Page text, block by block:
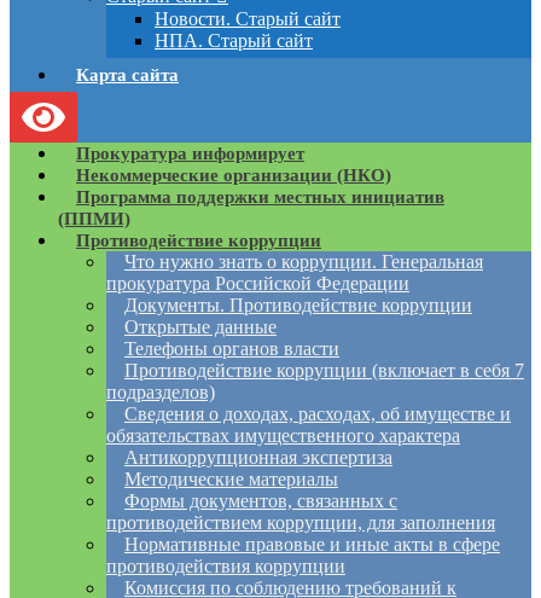
Новости. Старый сайт
НПА. Старый сайт
Карта сайта
Прокуратура информирует
Некоммерческие организации (НКО)
Программа поддержки местных инициатив
(ППМИ)
Противодействие коррупции
Что нужно знать о коррупции. Генеральная
прокуратура Российской Федерации
Документы. Противодействие коррупции
Открытые данные
Телефоны органов власти
Противодействие коррупции (включает в себя 7
подразделов)
Сведения о доходах, расходах, об имуществе и
обязательствах имущественного характера
Антикоррупционная экспертиза
Методические материалы
Формы документов, связанных с
противодействием коррупции, для заполнения
Нормативные правовые и иные акты в сфере
противодействия коррупции
Комиссия по соблюдению требований к